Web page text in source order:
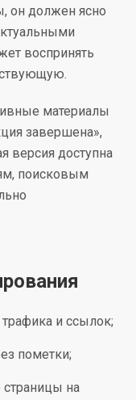
он должен ясно
воспринять
материалы
завершена»,
версия доступна
поисковым
и ссылок;
пометки;
страницы на